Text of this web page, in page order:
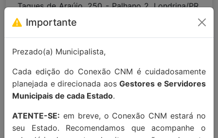
Taques de Araújo, 250 - Palhano 2, Londrina/PR,
86047-790)
Para maiores informações entre em
app (51) 99215-3439.
Apoio Institucional:
Importante
Prezado(a) Municipalista,
Cada edição do Conexão CNM é cuidadosamente
planejada e direcionada aos Gestores e Servidores
Municipais de cada Estado.
ATENTE-SE: em breve, o Conexão CNM estará no
seu Estado. Recomendamos que acompanhe o